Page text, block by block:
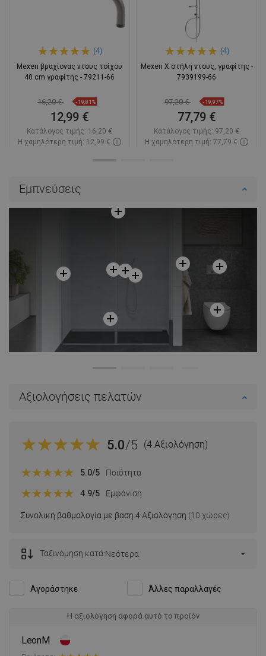
(4)
Mexen βραχίονας ντους τοίχου
40 cm γραφίτης - 79211-66
16,20 € -19,81%
12,99 €
Κατάλογος τιμής: 16,20 €
Η χαμηλότερη τιμή: 12,99 €
(4)
Mexen X στήλη ντους, γραφίτης -
7939199-66
97,20 € -19,97%
77,79 €
Κατάλογος τιμής: 97,20 €
Η χαμηλότερη τιμή: 77,79 €
Εμπνεύσεις
Αξιολογήσεις πελατών
5.0/5 (4 Αξιολόγηση)
Συνολική βαθμολογία με βάση 4 Αξιολόγηση (10 χώρες)
5.0/5 Ποιότητα
4.9/5 Εμφάνιση
Αγοράστηκε Άλλες παραλλαγές
Ταξινόμηση κατά:Νεότερα
Η αξιολόγηση αφορά αυτό το προϊόν
LeonM